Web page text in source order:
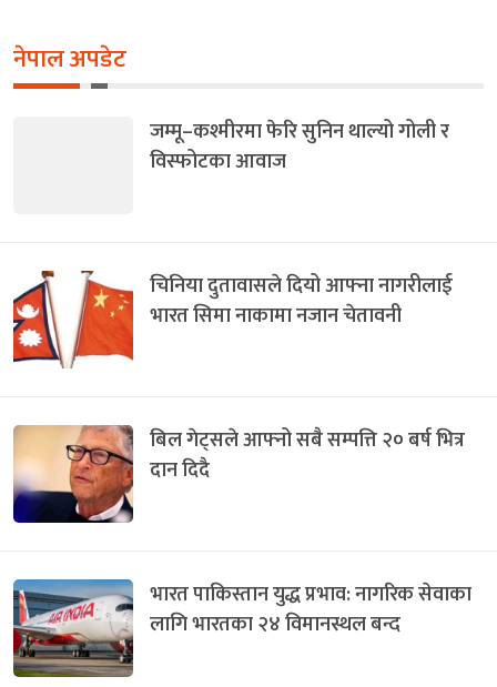
नेपाल अपडेट
जम्मू–कश्मीरमा फेरि सुनिन थाल्यो गोली र
विस्फोटका आवाज
चिनिया दुतावासले दियो आफ्ना नागरीलाई
भारत सिमा नाकामा नजान चेतावनी
बिल गेट्सले आफ्नो सबै सम्पत्ति २० बर्ष भित्र
दान दिदै
भारत पाकिस्तान युद्ध प्रभाव: नागरिक सेवाका
लागि भारतका २४ विमानस्थल बन्द